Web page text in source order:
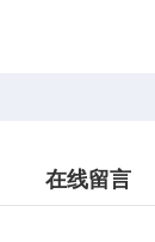
在线留言